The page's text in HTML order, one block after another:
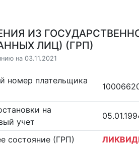
ИЗ
ЛИЦ) (ГРП)
на 03.11.2021
номер плательщика
на
учет
состояние (ГРП)